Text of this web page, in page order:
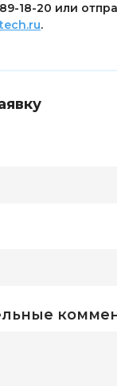
18-20 или
.